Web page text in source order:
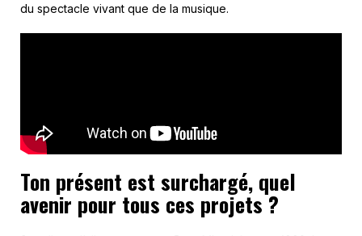
du spectacle vivant que de la musique.
Ton présent est surchargé, quel
avenir pour tous ces projets ?